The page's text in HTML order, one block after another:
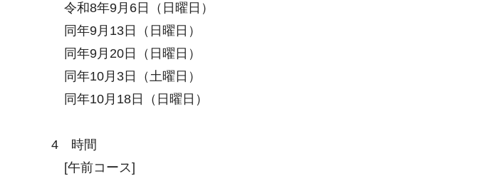
令和8年9月6日（日曜日）
同年9月13日（日曜日）
同年9月20日（日曜日）
同年10月3日（土曜日）
同年10月18日（日曜日）
4 時間
[午前コース]